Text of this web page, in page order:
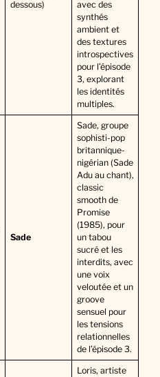
dessous)
avec des
synthés
ambient et
des textures
introspectives
pour l’épisode
3, explorant
les identités
multiples.
Sade
Sade, groupe
sophisti-pop
britannique-
nigérian (Sade
Adu au chant),
classic
smooth de
Promise
(1985), pour
un tabou
sucré et les
interdits, avec
une voix
veloutée et un
groove
sensuel pour
les tensions
relationnelles
de l’épisode 3.
Loris, artiste